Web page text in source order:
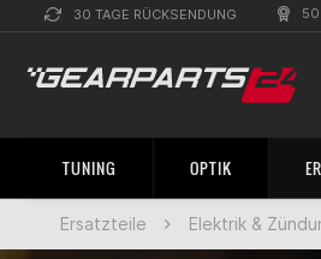
30 TAGE RÜCKSENDUNG
TUNING OPTIK
Ersatzteile Elektrik &